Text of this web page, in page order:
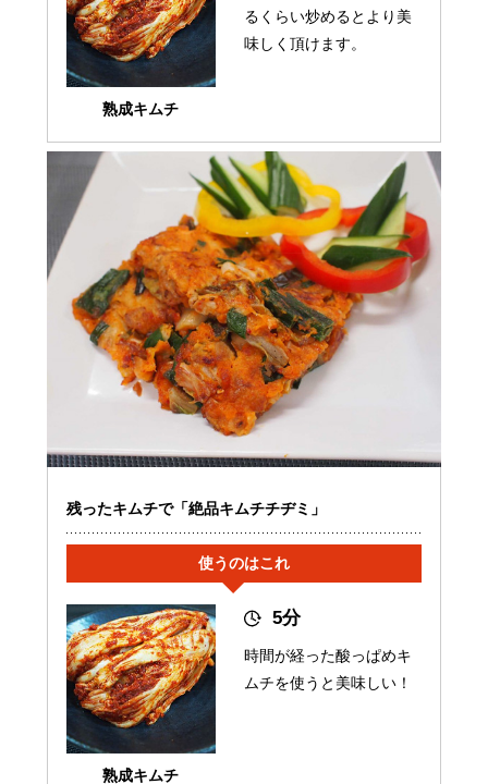
熟成キムチ
るくらい炒めるとより美
味しく頂けます。
残ったキムチで「絶品キムチチヂミ」
使うのはこれ
熟成キムチ
5分
時間が経った酸っぱめキ
ムチを使うと美味しい！